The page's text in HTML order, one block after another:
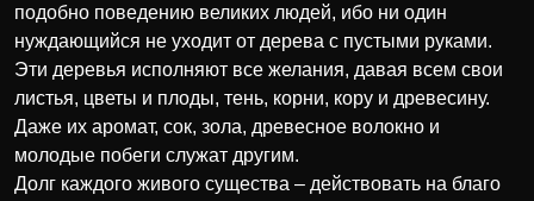
подобно поведению великих людей, ибо ни один
нуждающийся не уходит от дерева с пустыми руками.
Эти деревья исполняют все желания, давая всем свои
листья, цветы и плоды, тень, корни, кору и древесину.
Даже их аромат, сок, зола, древесное волокно и
молодые побеги служат другим.
Долг каждого живого существа – действовать на благо